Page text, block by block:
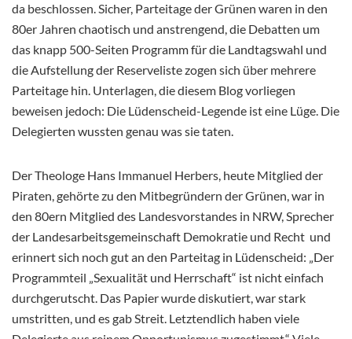
da beschlossen. Sicher, Parteitage der Grünen waren in den
80er Jahren chaotisch und anstrengend, die Debatten um
das knapp 500-Seiten Programm für die Landtagswahl und
die Aufstellung der Reserveliste zogen sich über mehrere
Parteitage hin. Unterlagen, die diesem Blog vorliegen
beweisen jedoch: Die Lüdenscheid-Legende ist eine Lüge. Die
Delegierten wussten genau was sie taten.
Der Theologe Hans Immanuel Herbers, heute Mitglied der
Piraten, gehörte zu den Mitbegründern der Grünen, war in
den 80ern Mitglied des Landesvorstandes in NRW, Sprecher
der Landesarbeitsgemeinschaft Demokratie und Recht und
erinnert sich noch gut an den Parteitag in Lüdenscheid: „Der
Programmteil „Sexualität und Herrschaft“ ist nicht einfach
durchgerutscht. Das Papier wurde diskutiert, war stark
umstritten, und es gab Streit. Letztendlich haben viele